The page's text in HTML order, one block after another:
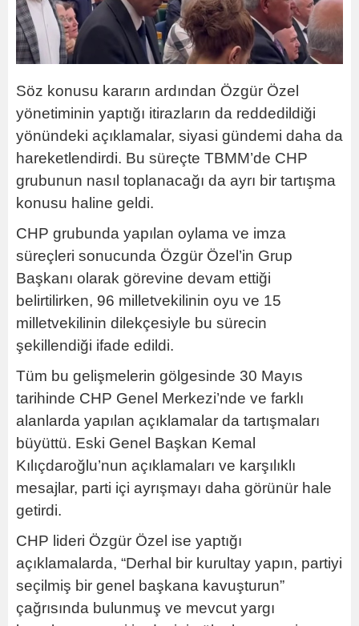
Söz konusu kararın ardından Özgür Özel
yönetiminin yaptığı itirazların da reddedildiği
yönündeki açıklamalar, siyasi gündemi daha da
hareketlendirdi. Bu süreçte TBMM’de CHP
grubunun nasıl toplanacağı da ayrı bir tartışma
konusu haline geldi.
CHP grubunda yapılan oylama ve imza
süreçleri sonucunda Özgür Özel’in Grup
Başkanı olarak görevine devam ettiği
belirtilirken, 96 milletvekilinin oyu ve 15
milletvekilinin dilekçesiyle bu sürecin
şekillendiği ifade edildi.
Tüm bu gelişmelerin gölgesinde 30 Mayıs
tarihinde CHP Genel Merkezi’nde ve farklı
alanlarda yapılan açıklamalar da tartışmaları
büyüttü. Eski Genel Başkan Kemal
Kılıçdaroğlu’nun açıklamaları ve karşılıklı
mesajlar, parti içi ayrışmayı daha görünür hale
getirdi.
CHP lideri Özgür Özel ise yaptığı
açıklamalarda, “Derhal bir kurultay yapın, partiyi
seçilmiş bir genel başkana kavuşturun”
çağrısında bulunmuş ve mevcut yargı